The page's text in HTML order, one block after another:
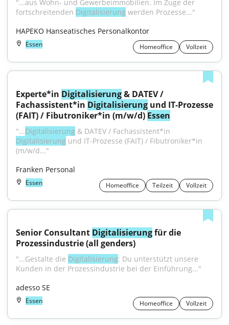
"...aus Wohn- und Gewerbeimmobilien. Im Zuge der
fortschreitenden Digitalisierung werden Prozesse..."
HAPEKO Hanseatisches Personalkontor
Essen Homeoffice Vollzeit
Experte*in Digitalisierung & DATEV /
Fachassistent*in Digitalisierung und IT-Prozesse
(FAIT) / Fibutroniker*in (m/w/d) Essen
"...Digitalisierung
Digitalisierung und IT-Prozesse (FAIT) / Fibutroniker*in
(m/w/d..."
Franken Personal
Essen Homeoffice Teilzeit Vollzeit
Senior Consultant Digitalisierung für die
Prozessindustrie (all genders)
"...Gestalte die Digitalisierung: Du unterstützt unsere
Kunden in der Prozessindustrie bei der Einführung..."
adesso SE
Essen Homeoffice Vollzeit